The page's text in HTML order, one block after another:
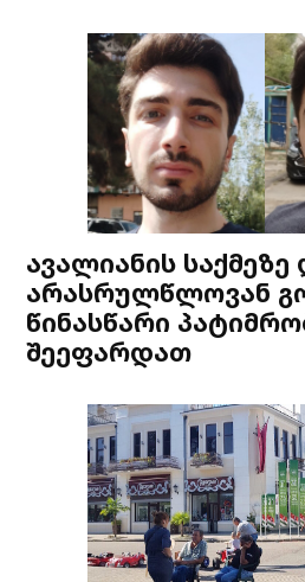
ავალიანის
არასრულწლოვან
წინასწარი
შეეფარდათ